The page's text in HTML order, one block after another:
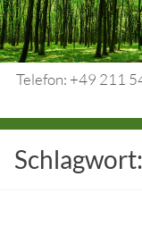
Skip
to
content
Telefon: +49 211
Schlagwort: